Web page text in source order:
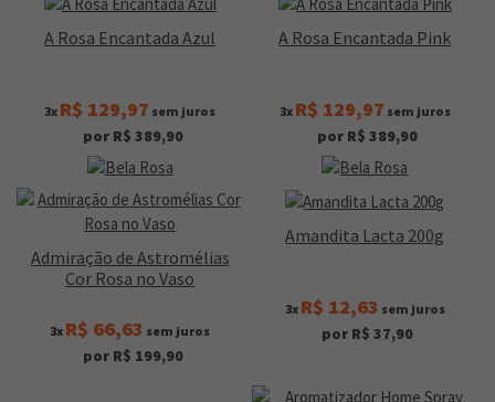
A Rosa Encantada Azul
3x R$ 129,97 sem juros
por R$ 389,90
A Rosa Encantada Pink
3x R$ 129,97 sem juros
por R$ 389,90
Admiração de Astromélias
Cor Rosa no Vaso
3x R$ 66,63 sem juros
por R$ 199,90
Amandita Lacta 200g
3x R$ 12,63 sem juros
por R$ 37,90